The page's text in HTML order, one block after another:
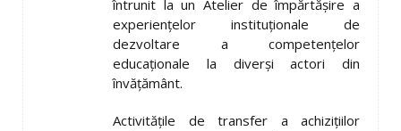
întrunit la un Atelier de împărtășire a
experiențelor instituționale de
dezvoltare a competențelor
educaționale la diverși actori din
învățământ.
Activitățile de transfer a achizițiilor